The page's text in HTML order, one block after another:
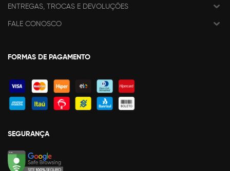
ENTREGAS, TROCAS E DEVOLUÇÕES
FALE CONOSCO
FORMAS DE PAGAMENTO
SEGURANÇA